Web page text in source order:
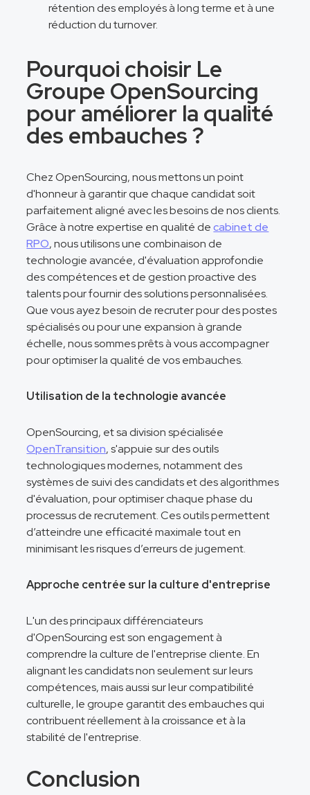
rétention des employés à long terme et à une
réduction du turnover​.
Pourquoi choisir Le
Groupe OpenSourcing
pour améliorer la qualité
des embauches ?
Chez OpenSourcing, nous mettons un point
d'honneur à garantir que chaque candidat soit
parfaitement aligné avec les besoins de nos clients.
Grâce à notre expertise en qualité decabinet de
RPO, nous utilisons une combinaison de
technologie avancée, d'évaluation approfondie
des compétences et de gestion proactive des
talents pour fournir des solutions personnalisées.
Que vous ayez besoin de recruter pour des postes
spécialisés ou pour une expansion à grande
échelle, nous sommes prêts à vous accompagner
pour optimiser la qualité de vos embauches.
Utilisation de la technologie avancée
OpenSourcing, et sa division spécialisée
OpenTransition, s'appuie sur des outils
technologiques modernes, notamment des
systèmes de suivi des candidats et des algorithmes
d'évaluation, pour optimiser chaque phase du
processus de recrutement. Ces outils permettent
d’atteindre une efficacité maximale tout en
minimisant les risques d’erreurs de jugement.
Approche centrée sur la culture d'entreprise
L'un des principaux différenciateurs
d'OpenSourcing est son engagement à
comprendre la culture de l'entreprise cliente. En
alignant les candidats non seulement sur leurs
compétences, mais aussi sur leur compatibilité
culturelle, le groupe garantit des embauches qui
contribuent réellement à la croissance et à la
stabilité de l'entreprise.
Conclusion